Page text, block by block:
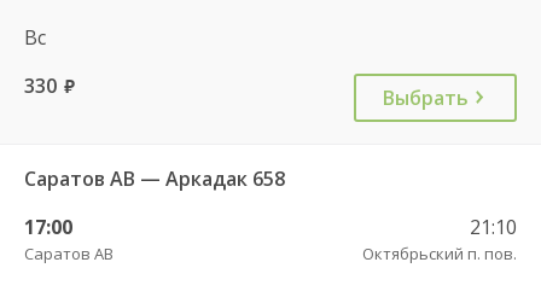
Вс
330 руб. Выбрать
Саратов АВ — Аркадак 658
17:00
Саратов АВ
21:10
Октябрьский п. пов.